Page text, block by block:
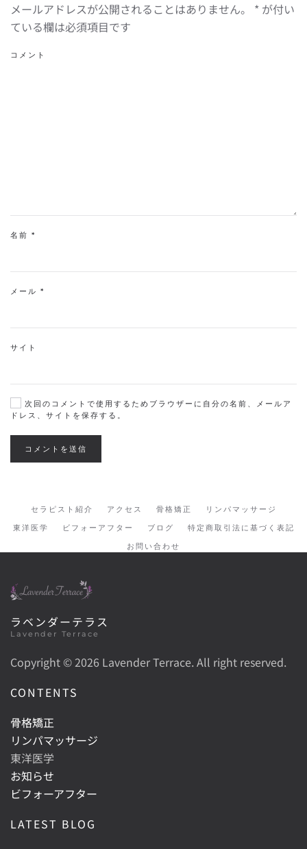
メールアドレスが公開されることはありません。 * が付い
ている欄は必須項目です
コメント
名前 *
メール *
サイト
次回のコメントで使用するためブラウザーに自分の名前、メールア
ドレス、サイトを保存する。
コメントを送信
セラピスト紹介 アクセス 骨格矯正
リンパマッサージ
東洋医学
ビフォーアフター ブログ
特定商取引法に基づく表記
お問い合わせ
ラベンダーテラス
Lavender Terrace
Copyright ©2026 Lavender Terrace. All right reserved.
CONTENTS
骨格矯正
リンパマッサージ
東洋医学
お知らせ
ビフォーアフター
LATEST BLOG